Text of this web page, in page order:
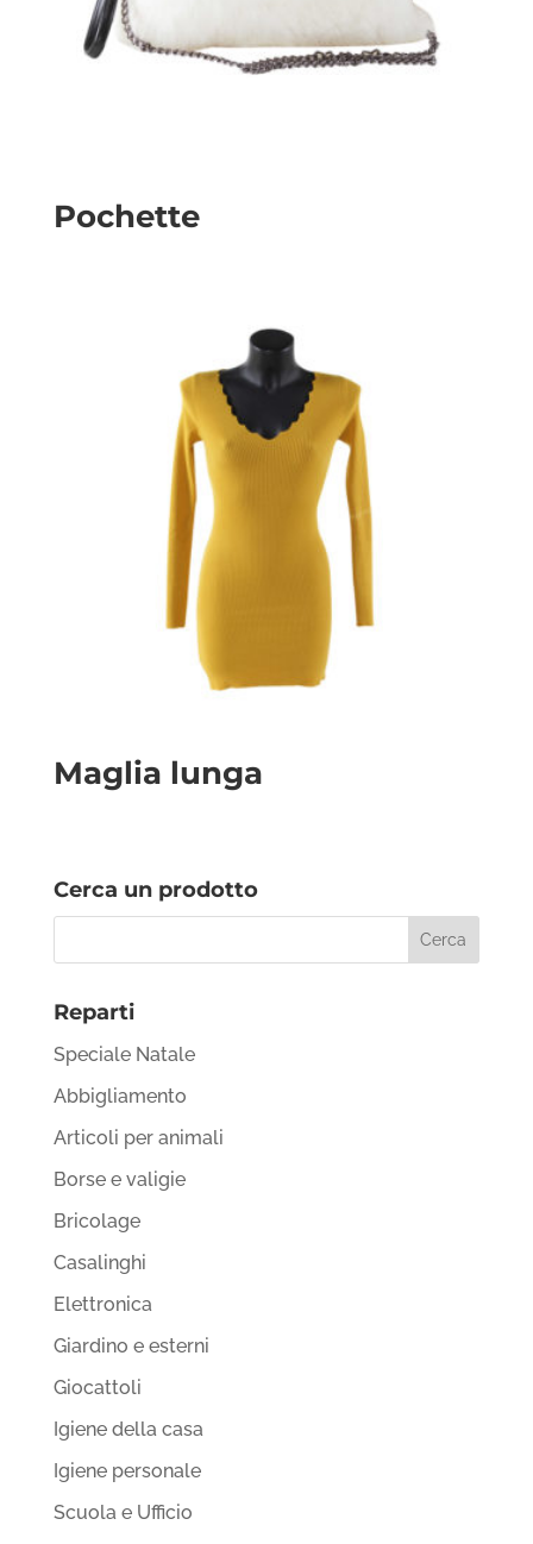
Pochette
Maglia lunga
Cerca un prodotto
Reparti
Speciale Natale
Abbigliamento
Articoli per animali
Borse e valigie
Bricolage
Casalinghi
Elettronica
Giardino e esterni
Giocattoli
Igiene della casa
Igiene personale
Scuola e Ufficio